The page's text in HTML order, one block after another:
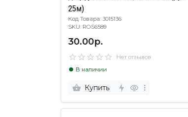
25м)
Код Товара: 3015136
SKU: ROS6589
30.00р.
Нет отзывов
В наличии
Купить